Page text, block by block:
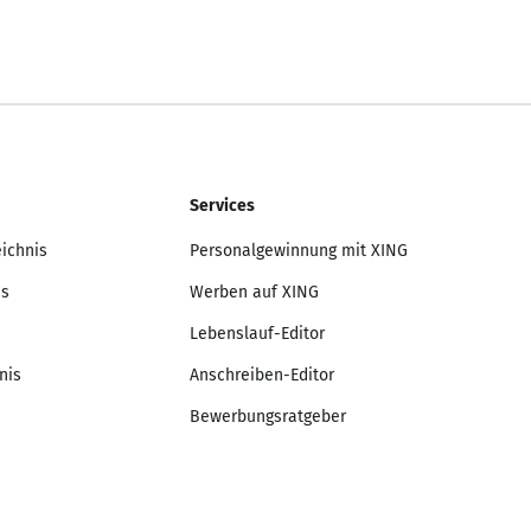
Services
Personalgewinnung mit XING
Werben auf XING
Lebenslauf-Editor
Anschreiben-Editor
Bewerbungsratgeber